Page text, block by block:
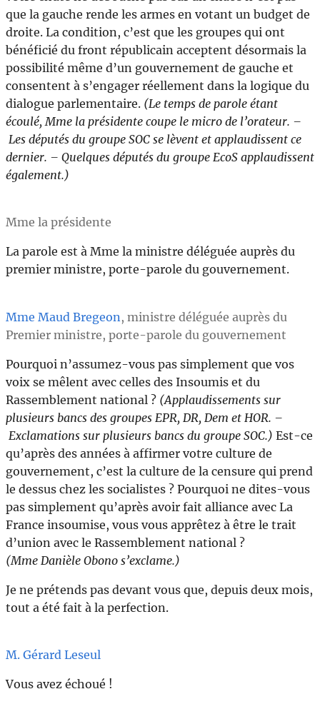
que la gauche rende les armes en votant un budget de
droite. La condition, c’est que les groupes qui ont
bénéficié du front républicain acceptent désormais la
possibilité même d’un gouvernement de gauche et
consentent à s’engager réellement dans la logique du
dialogue parlementaire. (Le temps de parole étant
écoulé, Mme la présidente coupe le micro de l’orateur. –
Les députés du groupe SOC se lèvent et applaudissent ce
dernier. – Quelques députés du groupe EcoS applaudissent
également.)
Mme la présidente
La parole est à Mme la ministre déléguée auprès du
premier ministre, porte-parole du gouvernement.
Mme Maud Bregeon , ministre déléguée auprès du
Premier ministre, porte-parole du gouvernement
Pourquoi n’assumez-vous pas simplement que vos
voix se mêlent avec celles des Insoumis et du
Rassemblement national ? (Applaudissements sur
plusieurs bancs des groupes EPR, DR, Dem et HOR. –
Exclamations sur plusieurs bancs du groupe SOC.) Est-ce
qu’après des années à affirmer votre culture de
gouvernement, c’est la culture de la censure qui prend
le dessus chez les socialistes ? Pourquoi ne dites-vous
pas simplement qu’après avoir fait alliance avec La
France insoumise, vous vous apprêtez à être le trait
d’union avec le Rassemblement national ?
(Mme Danièle Obono s’exclame.)
Je ne prétends pas devant vous que, depuis deux mois,
tout a été fait à la perfection.
M. Gérard Leseul
Vous avez échoué !